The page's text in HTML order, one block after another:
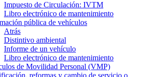
Impuesto de Circulación: IVTM
Libro electrónico de mantenimiento
pública de vehículos
Atrás
Distintivo ambiental
Informe de un vehículo
Libro electrónico de mantenimiento
de Movilidad Personal (VMP)